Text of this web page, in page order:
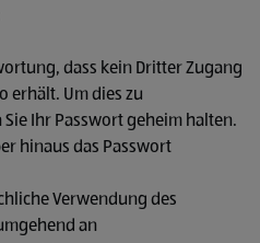
dass kein Dritter Zugang
erhält. Um dies zu
Ihr Passwort geheim halten.
hinaus das Passwort
Verwendung des
an